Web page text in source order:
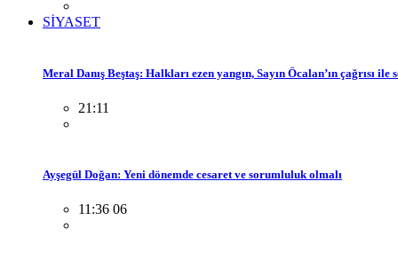
SİYASET
Meral Danış Beştaş: Halkları ezen yangın, Sayın Öcalan’ın çağrısı ile
21:11
Ayşegül Doğan: Yeni dönemde cesaret ve sorumluluk olmalı
11:36 06